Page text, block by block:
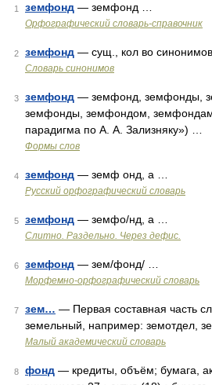
1 земфонд — земфонд …
Орфографический словарь-справочник
2 земфонд — сущ., кол во
Словарь синонимов
3 земфонд — земфонд, земфонды,
земфонды, земфондом,
парадигма по А. А. Зализняку») …
Формы слов
4 земфонд — земф онд, а …
Русский орфографический словарь
5 земфонд — земфо/нд, а …
Слитно. Раздельно. Через дефис.
6 земфонд — зем/фонд/ …
Морфемно-орфографический словарь
7 зем… — Первая составная часть
земельный, например: земотдел,
Малый академический словарь
8 фонд — кредиты, объём; бумага,